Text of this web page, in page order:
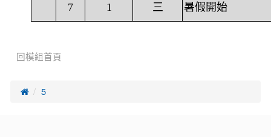
7
1 三 暑假開始
回模組首頁
 5